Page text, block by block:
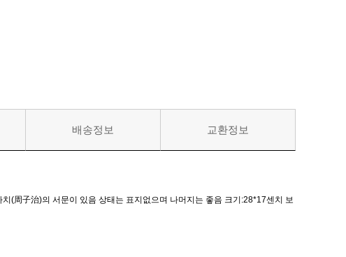
배송정보 교환정보
(周子治)의 서문이 있음 상태는 표지없으며 나머지는 좋음 크기:28*17센치 보